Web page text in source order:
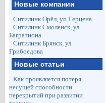
Новые компании
Ситилинк Орёл, ул. Герцена
Ситилинк Смоленск, ул.
Багратиона
Ситилинк Брянск, ул.
Грибоедова
Новые статьи
Как проявляется потеря
несущей способности
перекрытий при развитии